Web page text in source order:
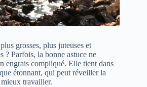
grosses, plus juteuses et
? Parfois, la bonne astuce ne
engrais compliqué. Elle tient dans
étonnant, qui peut réveiller la
travailler.